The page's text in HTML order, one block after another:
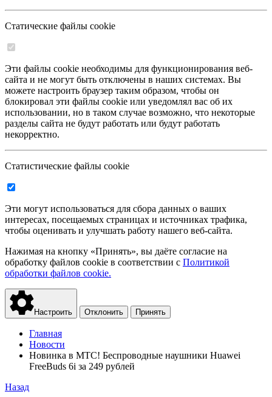
Статические файлы cookie
Эти файлы cookie необходимы для функционирования веб-
сайта и не могут быть отключены в наших системах. Вы
можете настроить браузер таким образом, чтобы он
блокировал эти файлы cookie или уведомлял вас об их
использовании, но в таком случае возможно, что некоторые
разделы сайта не будут работать или будут работать
некорректно.
Статистические файлы cookie
Эти могут использоваться для сбора данных о ваших
интересах, посещаемых страницах и источниках трафика,
чтобы оценивать и улучшать работу нашего веб-сайта.
Нажимая на кнопку «Принять», вы даёте согласие на
обработку файлов cookie в соответствии с Политикой
обработки файлов cookie.
Настроить Отклонить Принять
Главная
Новости
Новинка в МТС! Беспроводные наушники Huawei
FreeBuds 6i за 249 рублей
Назад